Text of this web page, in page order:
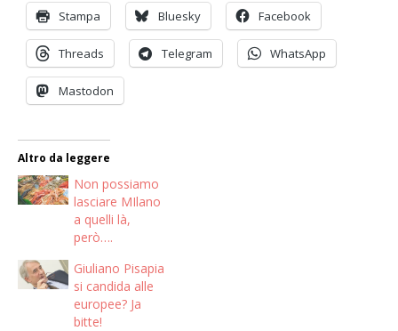
Stampa Bluesky Facebook
Threads Telegram WhatsApp
Mastodon
Altro da leggere
Non possiamo
lasciare MIlano
a quelli là,
però….
Giuliano Pisapia
si candida alle
europee? Ja
bitte!